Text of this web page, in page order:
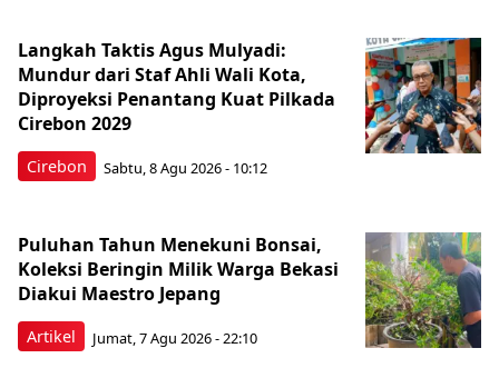
Cirebon
Langkah Taktis Agus Mulyadi:
Mundur dari Staf Ahli Wali Kota,
Diproyeksi Penantang Kuat Pilkada
Cirebon 2029
Sabtu, 8 Agu 2026 - 10:12
Artikel
Puluhan Tahun Menekuni Bonsai,
Koleksi Beringin Milik Warga Bekasi
Diakui Maestro Jepang
Jumat, 7 Agu 2026 - 22:10